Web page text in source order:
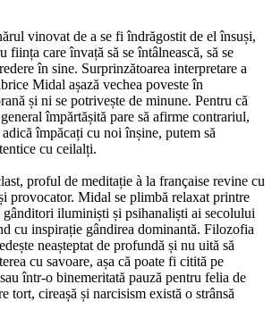
vinovat de a se fi îndrăgostit de el însuși,
ființa care învață să se întâlnească, să se
în sine. Surprinzătoarea interpretare a
Midal așază vechea poveste în
și ni se potrivește de minune. Pentru că
împărtășită pare să afirme contrariul,
împăcați cu noi înșine, putem să
cu ceilalți.
proful de meditație à la française revine cu
provocator. Midal se plimbă relaxat printre
iluminiști și psihanaliști ai secolului
cu inspirație gândirea dominantă. Filozofia
neașteptat de profundă și nu uită să
cu savoare, așa că poate fi citită pe
într-o binemeritată pauză pentru felia de
tort, cireașă și narcisism există o strânsă